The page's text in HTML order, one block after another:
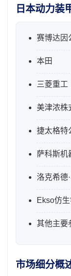
日本动力装
赛博达因
本田
三菱重工
美津浓株
捷太格特
萨科斯机
洛克希德
Ekso仿
其他主要
市场细分概